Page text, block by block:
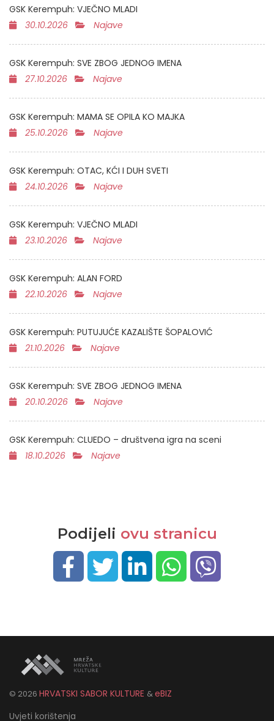
GSK Kerempuh: VJEČNO MLADI
30.10.2026
Najave
GSK Kerempuh: SVE ZBOG JEDNOG IMENA
27.10.2026
Najave
GSK Kerempuh: MAMA SE OPILA KO MAJKA
25.10.2026
Najave
GSK Kerempuh: OTAC, KĆI I DUH SVETI
24.10.2026
Najave
GSK Kerempuh: VJEČNO MLADI
23.10.2026
Najave
GSK Kerempuh: ALAN FORD
22.10.2026
Najave
GSK Kerempuh: PUTUJUĆE KAZALIŠTE ŠOPALOVIĆ
21.10.2026
Najave
GSK Kerempuh: SVE ZBOG JEDNOG IMENA
20.10.2026
Najave
GSK Kerempuh: CLUEDO – društvena igra na sceni
18.10.2026
Najave
Podijeli ovu stranicu
© 2026 HRVATSKI SABOR KULTURE &eBIZ
Uvjeti korištenja